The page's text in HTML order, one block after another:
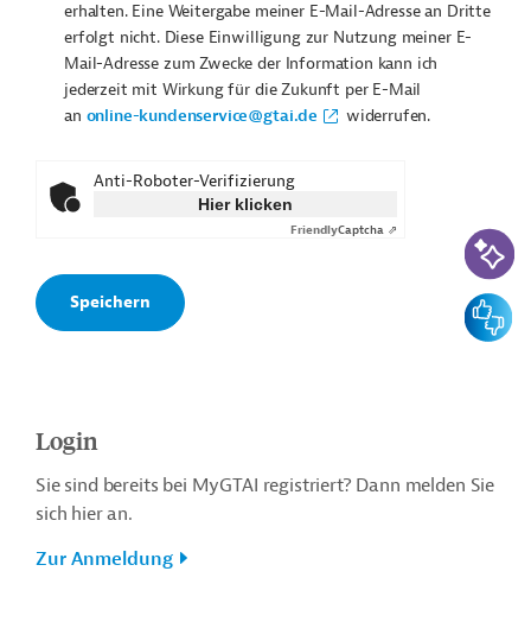
erhalten. Eine Weitergabe meiner E-Mail-Adresse an Dritte
erfolgt nicht. Diese Einwilligung zur Nutzung meiner E-
Mail-Adresse zum Zwecke der Information kann ich
jederzeit mit Wirkung für die Zukunft per E-Mail
an online-kundenservice@gtai.de widerrufen.
Anti-Roboter-Verifizierung
Hier klicken
FriendlyCaptcha ⇗
Login
Sie sind bereits bei MyGTAI registriert? Dann melden Sie
sich hier an.
Zur Anmeldung
KI-